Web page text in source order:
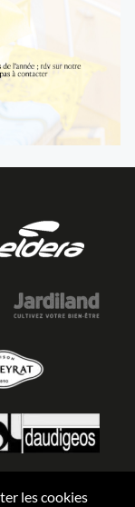
les cookies